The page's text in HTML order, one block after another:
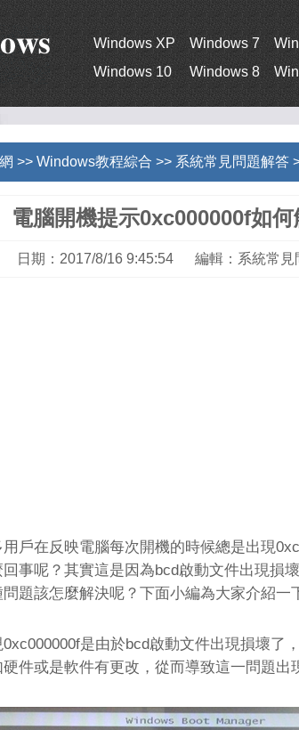
Windows XP Windows 7
Windows 10
Windows 8
>> Windows教程綜合 >> 系統常見問題解答
電腦開機提示0xc000000f如何
日期：2017/8/16 9:45:54 編輯：系統常見
在反映電腦每次開機的時候總是出現
事呢？其實這是因為bcd啟動文件出現損
題該怎麼解決呢？下面小編為大家介紹一
是由於bcd啟動文件出現損壞了
件或是軟件有更改，從而導致這一問題出